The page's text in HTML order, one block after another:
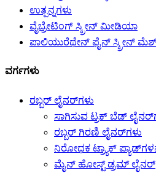
ಉತ್ಪನ್ನಗಳು
ವೈಬ್ರೇಟಿಂಗ್ ಸ್ಕ್ರೀನ್ ಮೀಡಿಯಾ
ಪಾಲಿಯುರೆಥೇನ್ ಫೈನ್ ಸ್ಕ್ರೀನ್
ವರ್ಗಗಳು
ರಬ್ಬರ್ ಲೈನರ್‌ಗಳು
ಸಾಗಿಸುವ ಟ್ರಕ್ ಬೆಡ್
ರಬ್ಬರ್ ಗಿರಣಿ ಲೈನರ್‌ಗಳು
ನಿರೋಧಕ ಟ್ರ್ಯಾಕ್
ಮೈನ್ ಹೋಸ್ಟ್ ಡ್ರಮ್ ಲೈನರ್